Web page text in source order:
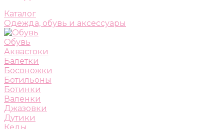
Каталог
Одежда, обувь и аксессуары
Обувь
Аквастоки
Балетки
Босоножки
Ботильоны
Ботинки
Валенки
Джазовки
Дутики